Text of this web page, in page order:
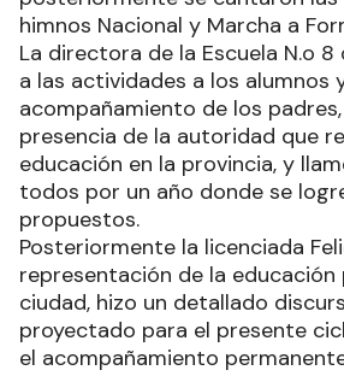
himnos Nacional y Marcha a
La directora de la Escuela N.o 8
a las actividades a los alumnos
acompañamiento de los
presencia de la autoridad que
educación en la provincia, y
todos por un año donde se
propuestos.
Posteriormente la licenciada
representación de la educación
ciudad, hizo un detallado
proyectado para el presente
el acompañamiento